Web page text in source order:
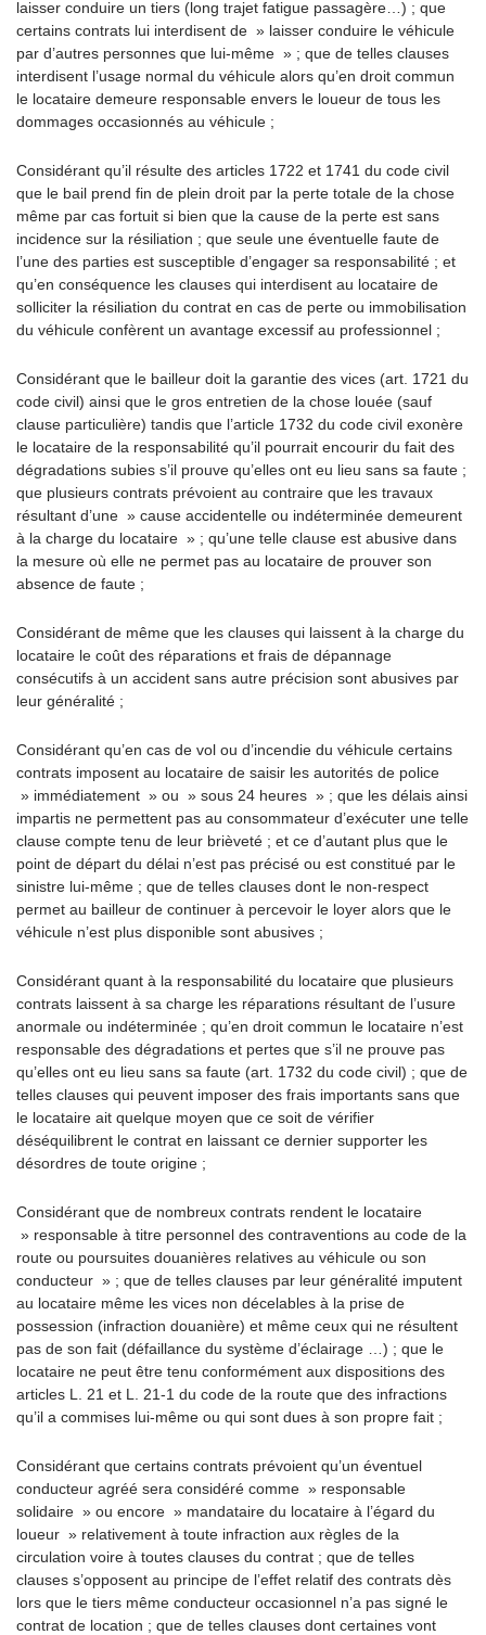
laisser conduire un tiers (long trajet fatigue passagère…) ; que
certains contrats lui interdisent de » laisser conduire le véhicule
par d’autres personnes que lui-même » ; que de telles clauses
interdisent l’usage normal du véhicule alors qu’en droit commun
le locataire demeure responsable envers le loueur de tous les
dommages occasionnés au véhicule ;
Considérant qu’il résulte des articles 1722 et 1741 du code civil
que le bail prend fin de plein droit par la perte totale de la chose
même par cas fortuit si bien que la cause de la perte est sans
incidence sur la résiliation ; que seule une éventuelle faute de
l’une des parties est susceptible d’engager sa responsabilité ; et
qu’en conséquence les clauses qui interdisent au locataire de
solliciter la résiliation du contrat en cas de perte ou immobilisation
du véhicule confèrent un avantage excessif au professionnel ;
Considérant que le bailleur doit la garantie des vices (art. 1721 du
code civil) ainsi que le gros entretien de la chose louée (sauf
clause particulière) tandis que l’article 1732 du code civil exonère
le locataire de la responsabilité qu’il pourrait encourir du fait des
dégradations subies s’il prouve qu’elles ont eu lieu sans sa faute ;
que plusieurs contrats prévoient au contraire que les travaux
résultant d’une » cause accidentelle ou indéterminée demeurent
à la charge du locataire » ; qu’une telle clause est abusive dans
la mesure où elle ne permet pas au locataire de prouver son
absence de faute ;
Considérant de même que les clauses qui laissent à la charge du
locataire le coût des réparations et frais de dépannage
consécutifs à un accident sans autre précision sont abusives par
leur généralité ;
Considérant qu’en cas de vol ou d’incendie du véhicule certains
contrats imposent au locataire de saisir les autorités de police
» immédiatement » ou » sous 24 heures » ; que les délais ainsi
impartis ne permettent pas au consommateur d’exécuter une telle
clause compte tenu de leur brièveté ; et ce d’autant plus que le
point de départ du délai n’est pas précisé ou est constitué par le
sinistre lui-même ; que de telles clauses dont le non-respect
permet au bailleur de continuer à percevoir le loyer alors que le
véhicule n’est plus disponible sont abusives ;
Considérant quant à la responsabilité du locataire que plusieurs
contrats laissent à sa charge les réparations résultant de l’usure
anormale ou indéterminée ; qu’en droit commun le locataire n’est
responsable des dégradations et pertes que s’il ne prouve pas
qu’elles ont eu lieu sans sa faute (art. 1732 du code civil) ; que de
telles clauses qui peuvent imposer des frais importants sans que
le locataire ait quelque moyen que ce soit de vérifier
déséquilibrent le contrat en laissant ce dernier supporter les
désordres de toute origine ;
Considérant que de nombreux contrats rendent le locataire
» responsable à titre personnel des contraventions au code de la
route ou poursuites douanières relatives au véhicule ou son
conducteur » ; que de telles clauses par leur généralité imputent
au locataire même les vices non décelables à la prise de
possession (infraction douanière) et même ceux qui ne résultent
pas de son fait (défaillance du système d’éclairage …) ; que le
locataire ne peut être tenu conformément aux dispositions des
articles L. 21 et L. 21-1 du code de la route que des infractions
qu’il a commises lui-même ou qui sont dues à son propre fait ;
Considérant que certains contrats prévoient qu’un éventuel
conducteur agréé sera considéré comme » responsable
solidaire » ou encore » mandataire du locataire à l’égard du
loueur » relativement à toute infraction aux règles de la
circulation voire à toutes clauses du contrat ; que de telles
clauses s’opposent au principe de l’effet relatif des contrats dès
lors que le tiers même conducteur occasionnel n’a pas signé le
contrat de location ; que de telles clauses dont certaines vont